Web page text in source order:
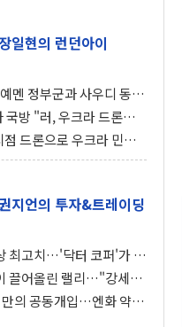
일현의 런던아이
멘 정부군과 사우디 동시
조되는 또 다른 중동 화
국방 "러, 우크라 드론으
국 공격 검토… 거짓 깃발
드론으로 우크라 민간
공격… 시민들 공포감 극
지언의 투자&트레이딩
최고치…'닥터 코퍼'가 말
호가 달라졌다
끌어올린 랠리…"강세장
경고등"
만의 공동개입…엔화 약세